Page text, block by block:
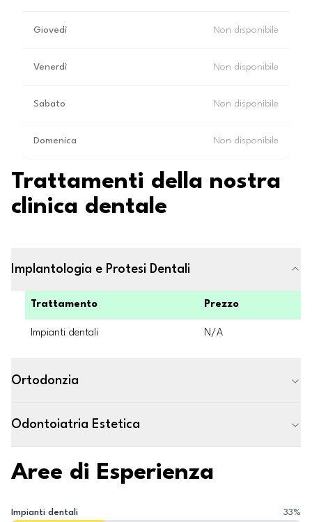
Giovedì Non disponibile
Venerdì Non disponibile
Sabato Non disponibile
Domenica Non disponibile
Trattamenti della nostra
clinica dentale
Implantologia e Protesi Dentali
Trattamento Prezzo
Impianti dentali N/A
Ortodonzia
Odontoiatria Estetica
Aree di Esperienza
Impianti dentali 33%